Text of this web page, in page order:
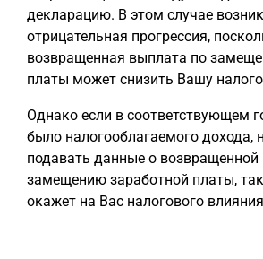
декларацию. В этом случае
отрицательная прогрессия,
возвращенная выплата по
платы может снизить Вашу
Однако если в соответствующем
было налогооблагаемого дохода,
подавать данные о возвращенной
замещению заработной платы,
окажет на Вас налогового